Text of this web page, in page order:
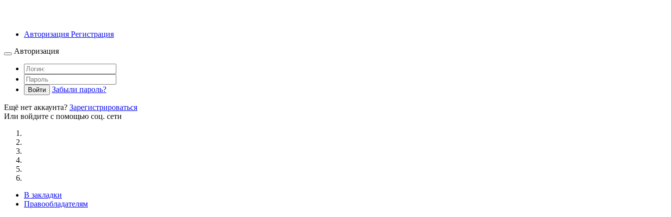
Авторизация Регистрация
Авторизация
Войти Забыли пароль?
Ещё нет аккаунта? Зарегистрироваться
Или войдите с помощью соц. сети
В закладки
Правообладателям